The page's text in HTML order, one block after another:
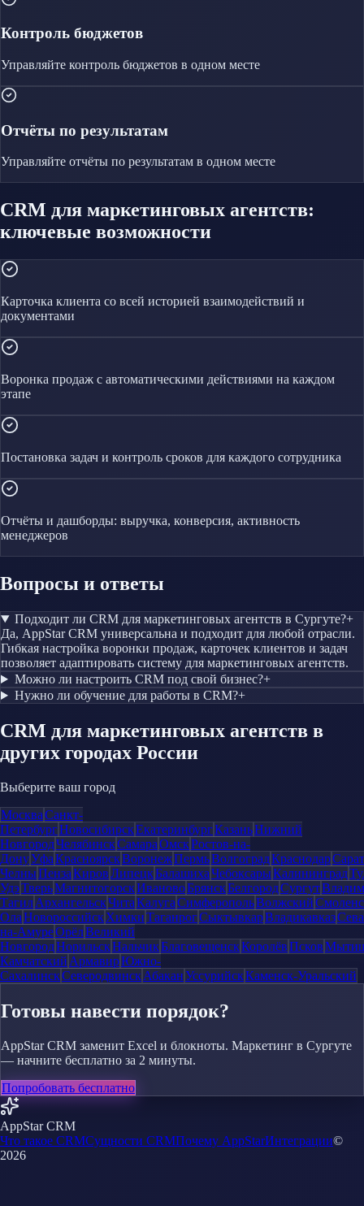
Контроль бюджетов
Управляйте контроль бюджетов в одном месте
Отчёты по результатам
Управляйте отчёты по результатам в одном месте
CRM для маркетинговых агентств:
ключевые возможности
Карточка клиента со всей историей взаимодействий и
документами
Воронка продаж с автоматическими действиями на каждом
этапе
Постановка задач и контроль сроков для каждого сотрудника
Отчёты и дашборды: выручка, конверсия, активность
менеджеров
Вопросы и ответы
Подходит ли CRM для маркетинговых агентств в Сургуте?+
Да, AppStar CRM универсальна и подходит для любой отрасли.
Гибкая настройка воронки продаж, карточек клиентов и задач
позволяет адаптировать систему для маркетинговых агентств.
Можно ли настроить CRM под свой бизнес?+
Нужно ли обучение для работы в CRM?+
CRM для маркетинговых агентств в
других городах России
Выберите ваш город
МоскваСанкт-
ПетербургНовосибирскЕкатеринбургКазаньНижний
НовгородЧелябинскСамараОмскРостов-на-
ДонуУфаКрасноярскВоронежПермьВолгоградКраснодар
ЧелныПензаКировЛипецкБалашихаЧебоксарыКалининград
УдэТверьМагнитогорскИвановоБрянскБелгородСургут
ТагилАрхангельскЧитаКалугаСимферопольВолжский
ОлаНовороссийскХимкиТаганрогСыктывкарВладикавказ
на-АмуреОрёлВеликий
НовгородНорильскНальчикБлаговещенскКоролёвПсков
Камчатский АрмавирЮжно-
СахалинскСеверодвинскАбаканУссурийскКаменск-Уральский
Готовы навести порядок?
AppStar CRM заменит Excel и блокноты. Маркетинг в Сургуте
— начните бесплатно за 2 минуты.
Попробовать бесплатно
AppStar CRM
Что такое CRMСущности CRMПочему AppStarИнтеграции©
2026